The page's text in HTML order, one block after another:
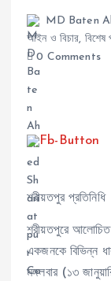
MD Baten
আইন ও বিচার, বিশেষ
0 Comments
শরীয়তপুর প্রতিনিধি
শরীয়তপুরে আলোচিত
একজনকে বিভিন্ন
মঙ্গলবার (১৩